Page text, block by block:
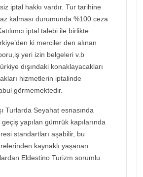
iptal hakkı vardır. Tur tarihine
kalması durumunda %100 ceza
iptal talebi ile birlikte
ki merciler den alınan
yeri izin belgeleri v.b
dışındaki konaklayacakları
hizmetlerin iptalinde
görmemektedir.
Turlarda Seyahat esnasında
yapılan gümrük kapılarında
standartları aşabilir, bu
kaynaklı yaşanan
Eldestino Turizm sorumlu